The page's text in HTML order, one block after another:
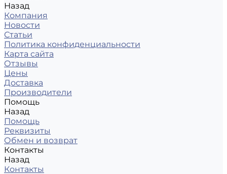
Назад
Компания
Новости
Статьи
Политика конфиденциальности
Карта сайта
Отзывы
Цены
Доставка
Производители
Помощь
Назад
Помощь
Реквизиты
Обмен и возврат
Контакты
Назад
Контакты